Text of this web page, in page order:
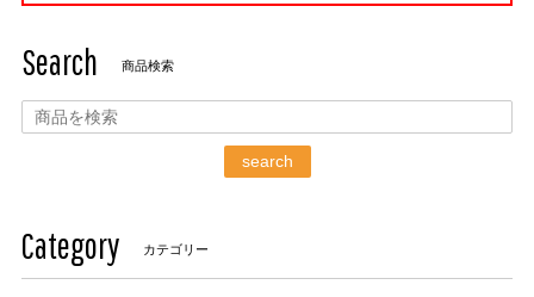
Search 商品検索
search
Category カテゴリー